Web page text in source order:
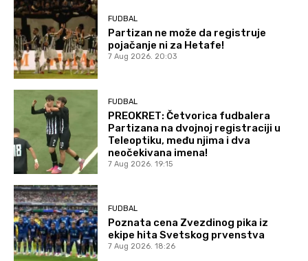
FUDBAL
Partizan ne može da registruje
pojačanje ni za Hetafe!
7 Aug 2026. 20:03
FUDBAL
PREOKRET: Četvorica fudbalera
Partizana na dvojnoj registraciji u
Teleoptiku, među njima i dva
neočekivana imena!
7 Aug 2026. 19:15
FUDBAL
Poznata cena Zvezdinog pika iz
ekipe hita Svetskog prvenstva
7 Aug 2026. 18:26